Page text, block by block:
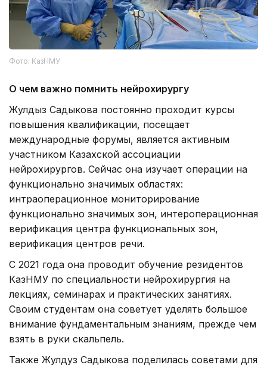
Фото: КазНМУ
О чем важно помнить нейрохирургу
Жулдыз Садыкова постоянно проходит курсы
повышения квалификации, посещает
международные форумы, является активным
участником Казахской ассоциации
нейрохирургов. Сейчас она изучает операции на
функционально значимых областях:
интраоперационное мониторирование
функционально значимых зон, интероперационная
верификация центра функциональных зон,
верификация центров речи.
С 2021 года она проводит обучение резидентов
КазНМУ по специальности нейрохирургия на
лекциях, семинарах и практических занятиях.
Своим студентам она советует уделять большое
внимание фундаментальным знаниям, прежде чем
взять в руки скальпель.
Также Жулдуз Садыкова поделилась советами для